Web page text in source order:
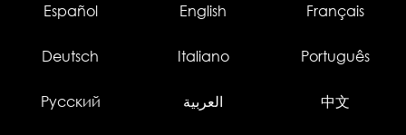
Español English Français
Deutsch Italiano Português
Русский العربية 中文